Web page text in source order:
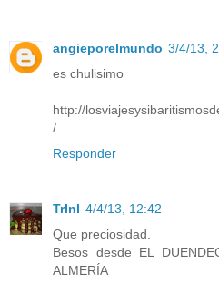
angieporelmundo 3/4/13,
es chulisimo
http://
/
Responder
TrInI 4/4/13, 12:42
Que preciosidad.
Besos desde EL
ALMERÍA